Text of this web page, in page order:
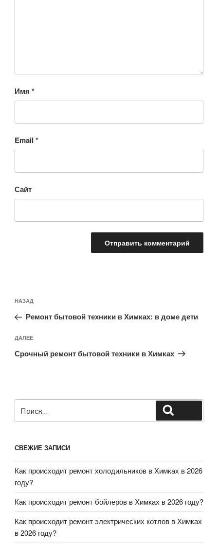
Имя *
Email *
Сайт
по
записям
Предыдущая
запись:
НАЗАД
Ремонт бытовой техники в Химках: в доме дети
Следующая
запись
ДАЛЕЕ
Срочный ремонт бытовой техники в Химках
СВЕЖИЕ ЗАПИСИ
Как происходит ремонт холодильников в Химках в 2026
году?
Как происходит ремонт бойлеров в Химках в 2026 году?
Как происходит ремонт электрических котлов в Химках
в 2026 году?